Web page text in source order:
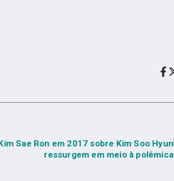
Sae Ron em 2017 sobre Kim Soo Hyun
ressurgem em meio à polêmica